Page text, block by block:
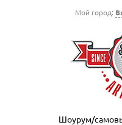
Мой город:
Шоурум/